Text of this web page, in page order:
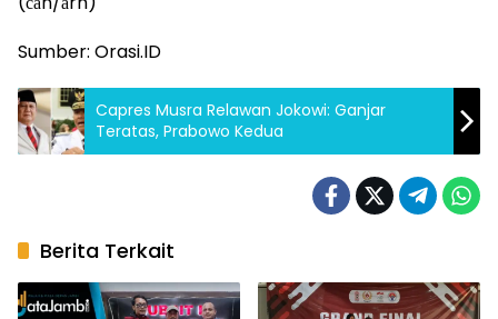
Sumber: Orasi.ID
Capres Musra Relawan Jokowi: Ganjar
Teratas, Prabowo Kedua
Berita Terkait